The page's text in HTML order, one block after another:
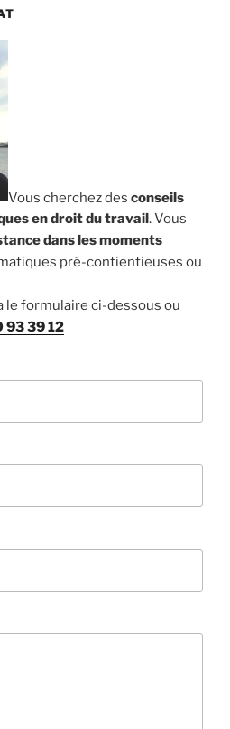
Vous cherchez des conseils
en droit du travail . Vous
dans les moments
pré-contientieuses ou
le formulaire ci-dessous ou
93 39 12